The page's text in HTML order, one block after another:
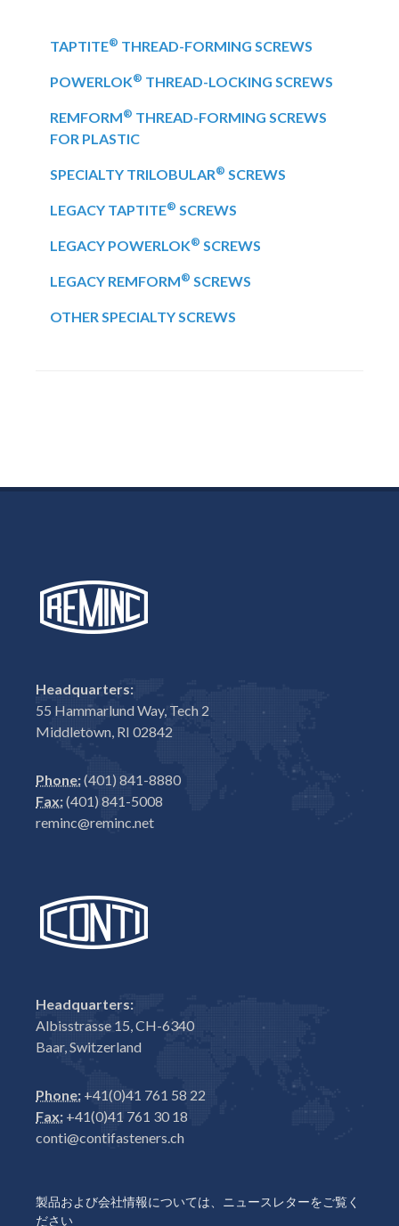
TAPTITE® THREAD-FORMING SCREWS
POWERLOK® THREAD-LOCKING SCREWS
REMFORM® THREAD-FORMING SCREWS
FOR PLASTIC
SPECIALTY TRILOBULAR® SCREWS
LEGACY TAPTITE® SCREWS
LEGACY POWERLOK® SCREWS
LEGACY REMFORM® SCREWS
OTHER SPECIALTY SCREWS
Headquarters:
55 Hammarlund Way, Tech 2
Middletown, RI 02842
Phone:(401) 841-8880
Fax:(401) 841-5008
reminc@reminc.net
Headquarters:
Albisstrasse 15, CH-6340
Baar, Switzerland
Phone: +41(0)41 761 58 22
Fax: +41(0)41 761 30 18
conti@contifasteners.ch
製品および会社情報については、ニュースレターをご覧く
ださい